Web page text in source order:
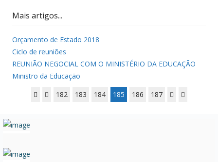
Mais artigos...
Orçamento de Estado 2018
Ciclo de reuniões
REUNIÃO NEGOCIAL COM O MINISTÉRIO DA EDUCAÇÃO
Ministro da Educação
182
183 184 185 186 187